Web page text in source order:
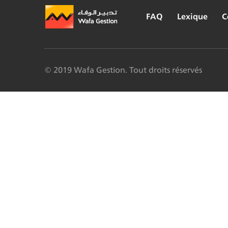
FAQ Lexique
© 2019 Wafa Gestion. Tout droits réservés